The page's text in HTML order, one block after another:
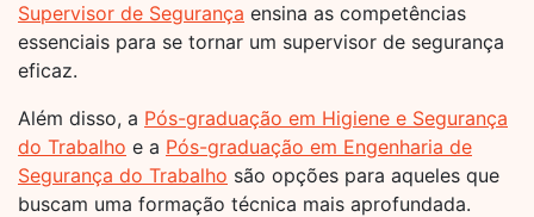
Supervisor de Segurança ensina as competências
essenciais para se tornar um supervisor de segurança
eficaz.
Além disso, a Pós-graduação em Higiene e Segurança
do Trabalho e a Pós-graduação em Engenharia de
Segurança do Trabalho são opções para aqueles que
buscam uma formação técnica mais aprofundada.